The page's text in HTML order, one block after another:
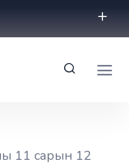
11 сарын 12